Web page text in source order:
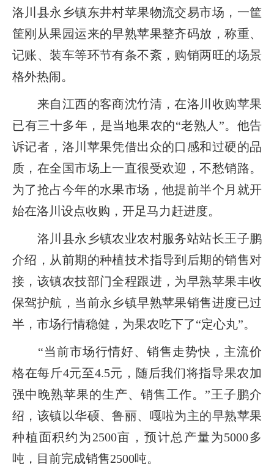
洛川县永乡镇东井村苹果物流交易市场，一筐
筐刚从果园运来的早熟苹果整齐码放，称重、
记账、装车等环节有条不紊，购销两旺的场景
格外热闹。
来自江西的客商沈竹清，在洛川收购苹果
已有三十多年，是当地果农的“老熟人”。他告
诉记者，洛川苹果凭借出众的口感和过硬的品
质，在全国市场上一直很受欢迎，不愁销路。
为了抢占今年的水果市场，他提前半个月就开
始在洛川设点收购，开足马力赶进度。
洛川县永乡镇农业农村服务站站长王子鹏
介绍，从前期的种植技术指导到后期的销售对
接，该镇农技部门全程跟进，为早熟苹果丰收
保驾护航，当前永乡镇早熟苹果销售进度已过
半，市场行情稳健，为果农吃下了“定心丸”。
“当前市场行情好、销售走势快，主流价
格在每斤4元至4.5元，随后我们将指导果农加
强中晚熟苹果的生产、销售工作。”王子鹏介
绍，该镇以华硕、鲁丽、嘎啦为主的早熟苹果
种植面积约为2500亩，预计总产量为5000多
吨，目前完成销售2500吨。